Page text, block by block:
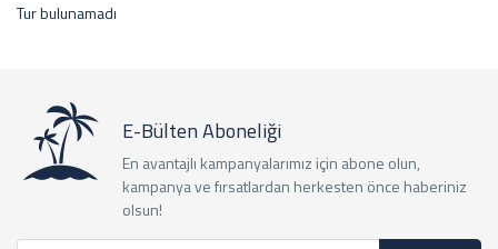
Tur bulunamadı
E-Bülten Aboneliği
En avantajlı kampanyalarımız için abone olun,
kampanya ve fırsatlardan herkesten önce haberiniz
olsun!